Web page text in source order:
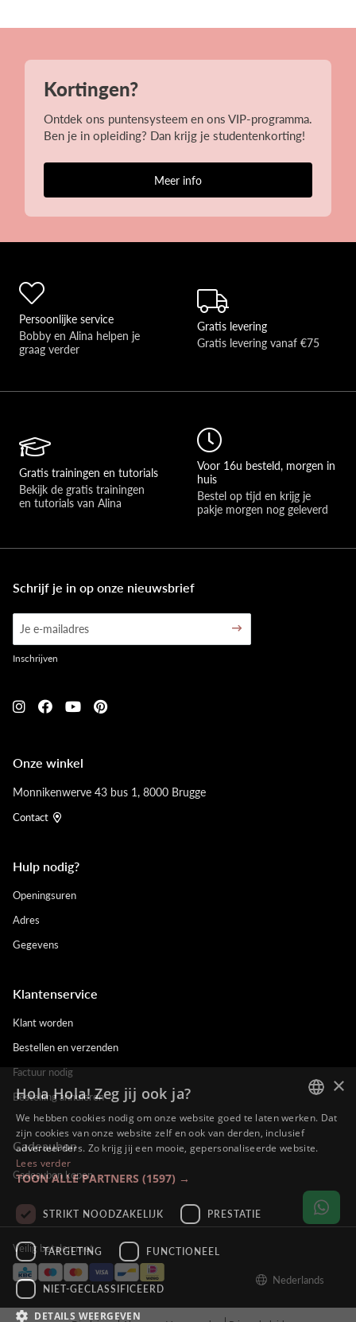
Kortingen?
Ontdek ons puntensysteem en ons VIP-programma.
Ben je in opleiding? Dan krijg je studentenkorting!
Meer info
Persoonlijke service
Bobby en Alina helpen je
graag verder
Gratis levering
Gratis levering vanaf €75
Gratis trainingen en tutorials
Bekijk de gratis trainingen
en tutorials van Alina
Voor 16u besteld, morgen in
huis
Bestel op tijd en krijg je
pakje morgen nog geleverd
Onze winkel
Monnikenwerve 43 bus 1, 8000 Brugge
Contact
Hulp nodig?
Openingsuren
Adres
Gegevens
Klantenservice
Klant worden
Bestellen en verzenden
Factuur nodig
Bestelling annuleren
Cadeaubon
Cadeaubon kopen
Schrijf je in op onze nieuwsbrief
Inschrijven
Veilig betalen met
Nederlands
DUTCH
ENGLISH
GERMAN
×
Hola Hola! Zeg jij ook ja?
We hebben cookies nodig om onze website goed te laten werken. Dat
zijn cookies van onze website zelf en ook van derden, inclusief
adverteerders. Zo krijg jij een mooie, gepersonaliseerde website.
Lees verder
TOON ALLE PARTNERS (1597) →
STRIKT NOODZAKELIJK PRESTATIE
TARGETING FUNCTIONEEL
NIET-GECLASSIFICEERD
DETAILS WEERGEVEN